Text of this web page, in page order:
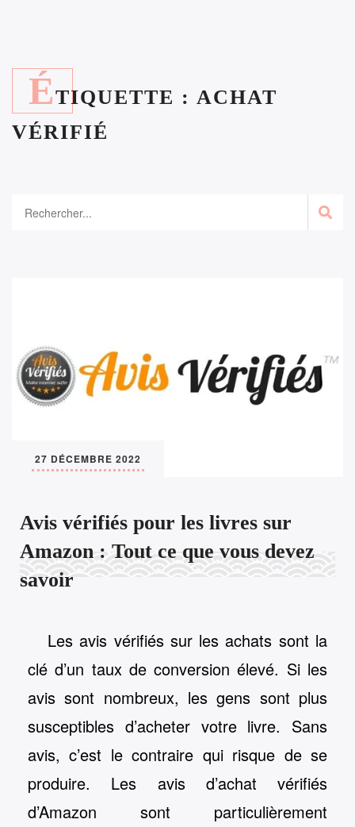
ÉTIQUETTE : ACHAT
VÉRIFIÉ
27 DÉCEMBRE 2022
Avis vérifiés pour les livres sur
Amazon : Tout ce que vous devez
savoir
Les avis vérifiés sur les achats sont la
clé d’un taux de conversion élevé. Si les
avis sont nombreux, les gens sont plus
susceptibles d’acheter votre livre. Sans
avis, c’est le contraire qui risque de se
produire. Les avis d’achat vérifiés
d’Amazon sont particulièrement